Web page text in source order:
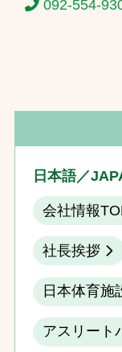
092-554-
日本語／
会社情報
社長挨拶
日本体育施
アスリート